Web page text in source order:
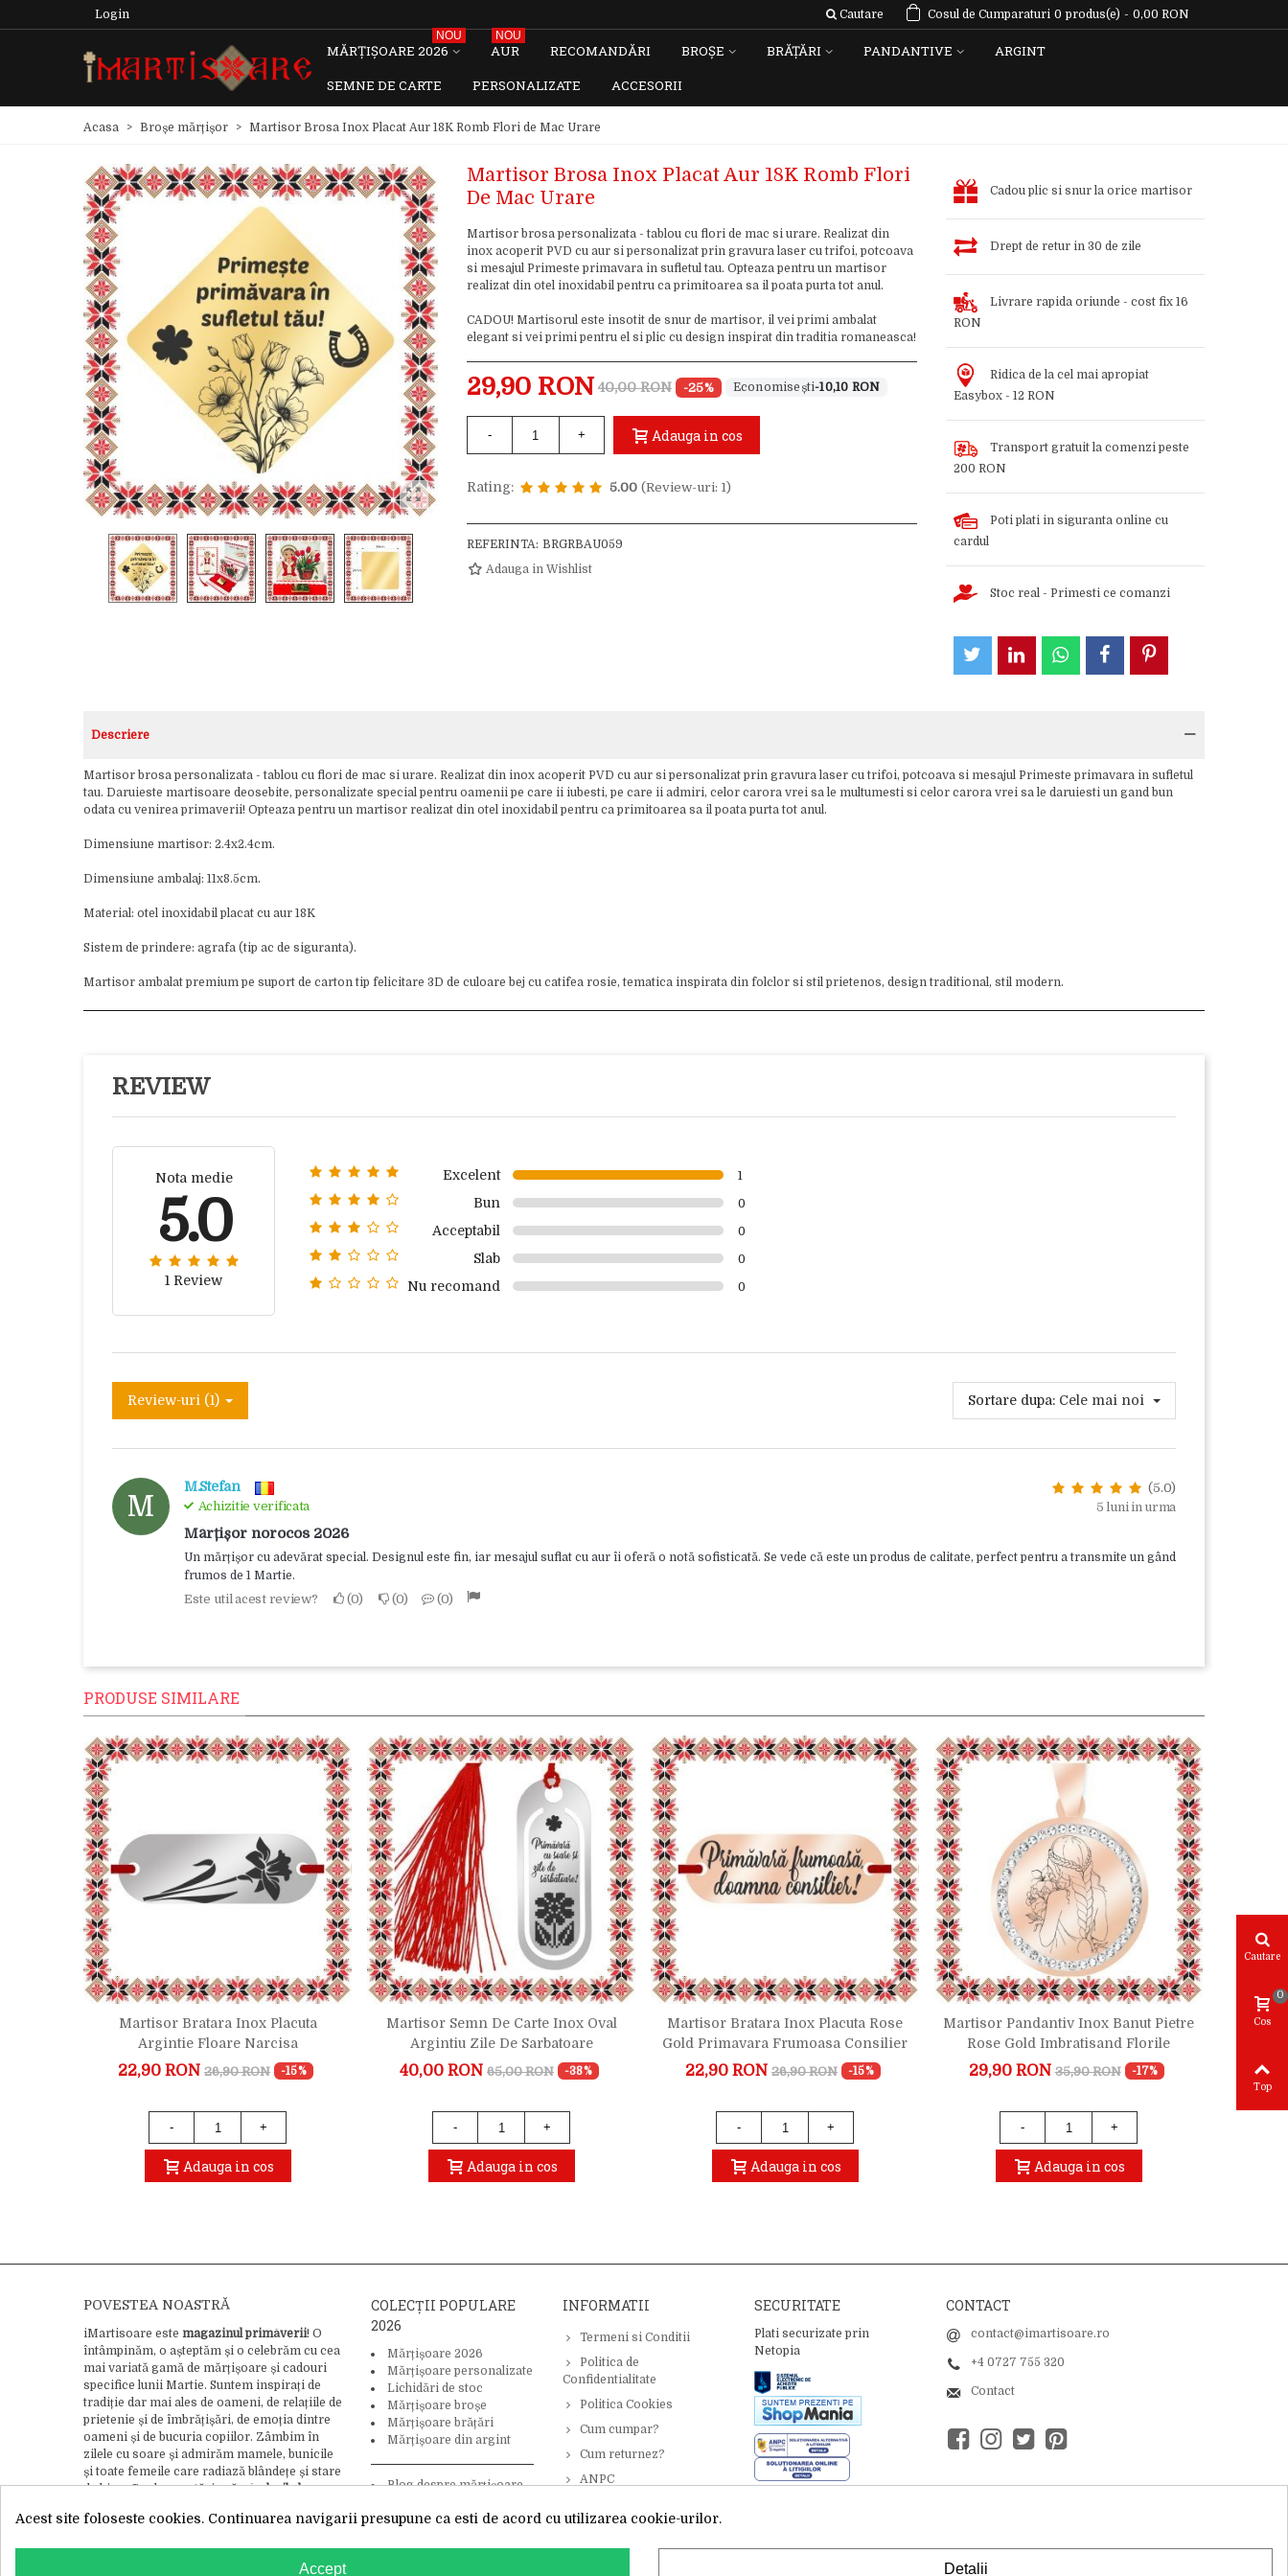
Login Cautare Cosul de Cumparaturi 0 produs(e) - 0,00 RON
MĂRȚIȘOARE 2026
NOU
AUR
NOU
RECOMANDĂRI BROȘE BRĂȚĂRI PANDANTIVE
ARGINT
SEMNE DE CARTE
PERSONALIZATE ACCESORII
Acasa > Broșe mărțișor > Martisor Brosa Inox Placat Aur 18K Romb Flori de Mac Urare
Martisor Brosa Inox Placat Aur 18K Romb Flori
De Mac Urare
Martisor brosa personalizata - tablou cu flori de mac si urare. Realizat din
inox acoperit PVD cu aur si personalizat prin gravura laser cu trifoi, potcoava
si mesajul Primeste primavara in sufletul tau. Opteaza pentru un martisor
realizat din otel inoxidabil pentru ca primitoarea sa il poata purta tot anul.
CADOU! Martisorul este insotit de snur de martisor, il vei primi ambalat
elegant si vei primi pentru el si plic cu design inspirat din traditia romaneasca!
29,90 RON 40,00 RON -25% -10,10 RON
- + Adauga in cos
Rating: 5.00 (Review-uri: 1)
REFERINTA: BRGRBAU059
Adauga in Wishlist
Cadou plic si snur la orice martisor
Drept de retur in 30 de zile
Livrare rapida oriunde - cost fix 16
RON
Ridica de la cel mai apropiat
Easybox - 12 RON
Transport gratuit la comenzi peste
200 RON
Poti plati in siguranta online cu
cardul
Stoc real - Primesti ce comanzi
Descriere
Martisor brosa personalizata - tablou cu flori de mac si urare. Realizat din inox acoperit PVD cu aur si personalizat prin gravura laser cu trifoi, potcoava si mesajul Primeste primavara in sufletul
tau. Daruieste martisoare deosebite, personalizate special pentru oamenii pe care ii iubesti, pe care ii admiri, celor carora vrei sa le multumesti si celor carora vrei sa le daruiesti un gand bun
odata cu venirea primaverii! Opteaza pentru un martisor realizat din otel inoxidabil pentru ca primitoarea sa il poata purta tot anul.
Dimensiune martisor: 2.4x2.4cm.
Dimensiune ambalaj: 11x8.5cm.
Material: otel inoxidabil placat cu aur 18K
Sistem de prindere: agrafa (tip ac de siguranta).
Martisor ambalat premium pe suport de carton tip felicitare 3D de culoare bej cu catifea rosie, tematica inspirata din folclor si stil prietenos, design traditional, stil modern.
REVIEW
Nota medie
5.0
1 Review
Excelent 1
Bun 0
Acceptabil 0
Slab 0
Nu recomand 0
Review-uri (1) Sortare dupa: Cele mai noi
M
M.Stefan
Achizitie verificata
(5.0)
5 luni in urma
Mărțișor norocos 2026
Un mărțișor cu adevărat special. Designul este fin, iar mesajul suflat cu aur îi oferă o notă sofisticată. Se vede că este un produs de calitate, perfect pentru a transmite un gând
frumos de 1 Martie.
Este util acest review? 0 0 0
PRODUSE SIMILARE
Martisor Bratara Inox Placuta
Argintie Floare Narcisa
22,90 RON 26,90 RON -15%
- +
Adauga in cos
Martisor Semn De Carte Inox Oval
Argintiu Zile De Sarbatoare
40,00 RON 65,00 RON -38%
- +
Adauga in cos
Martisor Bratara Inox Placuta Rose
Gold Primavara Frumoasa Consilier
22,90 RON 26,90 RON -15%
- +
Adauga in cos
Martisor Pandantiv Inox Banut Pietre
Rose Gold Imbratisand Florile
29,90 RON 35,90 RON -17%
- +
Adauga in cos
POVESTEA NOASTRĂ
iMartisoare este magazinul primăverii! O
întâmpinăm, o așteptăm și o celebrăm cu cea
mai variată gamă de mărțișoare și cadouri
specifice lunii Martie. Suntem inspirați de
tradiție dar mai ales de oameni, de relațiile de
prietenie și de îmbrățișări, de emoția dintre
oameni și de bucuria copiilor. Zâmbim în
zilele cu soare și admirăm mamele, bunicile
și toate femeile care radiază blândețe și stare
de bine. Credem cu tărie căgândurile bune
și iubire ca ingredient final în crearea
COLECȚII POPULARE
2026
Mărțișoare 2026
Mărțișoare personalizate
Lichidări de stoc
Mărțișoare broșe
Mărțișoare brățări
Mărțișoare din argint
Blog despre mărțișoare –
INFORMATII
Termeni si Conditii
Politica de
Confidentialitate
Politica Cookies
Cum cumpar?
Cum returnez?
ANPC
SECURITATE
Plati securizate prin
Netopia
CONTACT
contact@imartisoare.ro
+4 0727 755 320
Contact
Cautare
Cos
0
Top
Acest site foloseste cookies. Continuarea navigarii presupune ca esti de acord cu utilizarea cookie-urilor.
Accept Detalii